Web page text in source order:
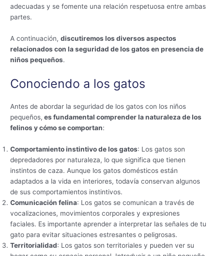
adecuadas y se fomente una relación respetuosa entre ambas
partes.
A continuación,discutiremos los diversos aspectos
relacionados con la seguridad de los gatos en presencia de
niños pequeños.
Conociendo a los gatos
Antes de abordar la seguridad de los gatos con los niños
pequeños, es fundamental comprender la naturaleza de los
felinos y cómo se comportan:
Comportamiento instintivo de los gatos: Los gatos son
depredadores por naturaleza, lo que significa que tienen
instintos de caza. Aunque los gatos domésticos están
adaptados a la vida en interiores, todavía conservan algunos
de sus comportamientos instintivos.
Comunicación felina: Los gatos se comunican a través de
vocalizaciones, movimientos corporales y expresiones
faciales. Es importante aprender a interpretar las señales de tu
gato para evitar situaciones estresantes o peligrosas.
Territorialidad: Los gatos son territoriales y pueden ver su